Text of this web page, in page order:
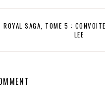
ROYAL SAGA, TOME 5 :
LEE